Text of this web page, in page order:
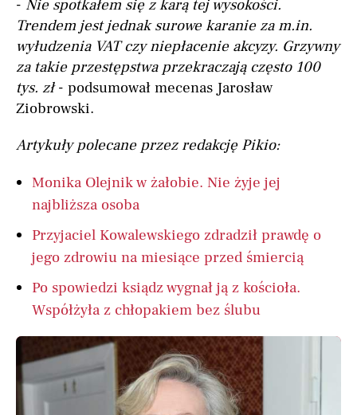
- Nie spotkałem się z karą tej wysokości.
Trendem jest jednak surowe karanie za m.in.
wyłudzenia VAT czy niepłacenie akcyzy. Grzywny
za takie przestępstwa przekraczają często 100
tys. zł- podsumował mecenas Jarosław
Ziobrowski.
Artykuły polecane przez redakcję Pikio:
Monika Olejnik w żałobie. Nie żyje jej
najbliższa osoba
Przyjaciel Kowalewskiego zdradził prawdę o
jego zdrowiu na miesiące przed śmiercią
Po spowiedzi ksiądz wygnał ją z kościoła.
Współżyła z chłopakiem bez ślubu